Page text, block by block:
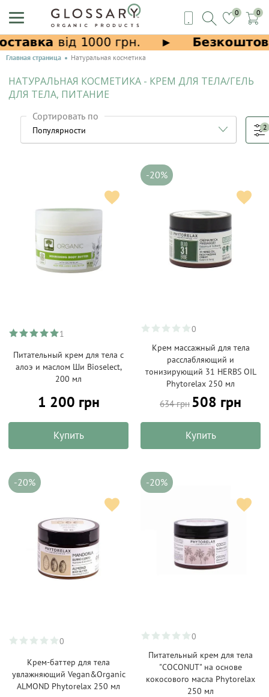
0 0
Главная страница Натуральная косметика
НАТУРАЛЬНАЯ КОСМЕТИКА - КРЕМ ДЛЯ ТЕЛА/ГЕЛЬ
ДЛЯ ТЕЛА, ПИТАНИЕ
Сортировать по
2
1
Питательный крем для тела с
алоэ и маслом Ши Bioselect,
200 мл
1 200 грн
Купить
-20%
0
Крем массажный для тела
расслабляющий и
тонизирующий 31 HERBS OIL
Phytorelax 250 мл
634 грн 508 грн
Купить
-20%
0
Крем-баттер для тела
увлажняющий Vegan&Organic
ALMOND Phytorelax 250 мл
-20%
0
Питательный крем для тела
"COCONUT" на основе
кокосового масла Phytorelax
250 мл